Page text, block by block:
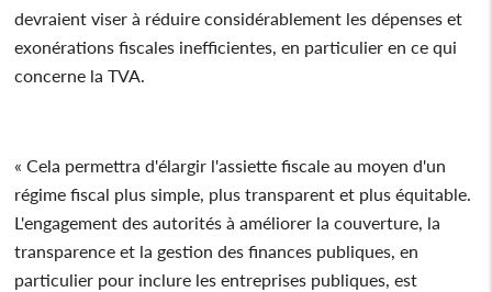
devraient viser à réduire considérablement les dépenses et
exonérations fiscales inefficientes, en particulier en ce qui
concerne la TVA.
« Cela permettra d'élargir l'assiette fiscale au moyen d'un
régime fiscal plus simple, plus transparent et plus équitable.
L'engagement des autorités à améliorer la couverture, la
transparence et la gestion des finances publiques, en
particulier pour inclure les entreprises publiques, est